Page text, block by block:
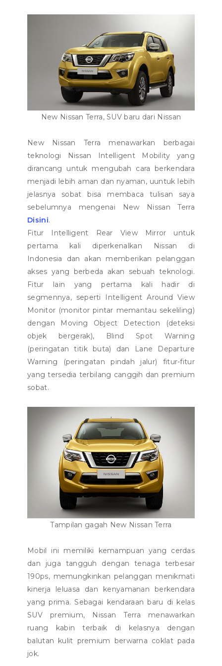
New Nissan Terra, SUV baru dari Nissan
New Nissan Terra menawarkan berbagai
teknologi Nissan Intelligent Mobility yang
dirancang untuk mengubah cara berkendara
menjadi lebih aman dan nyaman, uuntuk lebih
jelasnya sobat bisa membaca tulisan saya
sebelumnya mengenai New Nissan Terra
Disini.
Fitur Intelligent Rear View Mirror untuk
pertama kali diperkenalkan Nissan di
Indonesia dan akan memberikan pelanggan
akses yang berbeda akan sebuah teknologi.
Fitur lain yang pertama kali hadir di
segmennya, seperti Intelligent Around View
Monitor (monitor pintar memantau sekeliling)
dengan Moving Object Detection (deteksi
objek bergerak), Blind Spot Warning
(peringatan titik buta) dan Lane Departure
Warning (peringatan pindah jalur) fitur-fitur
yang tersedia terbilang canggih dan premium
sobat.
Tampilan gagah New Nissan Terra
Mobil ini memiliki kemampuan yang cerdas
dan juga tangguh dengan tenaga terbesar
190ps, memungkinkan pelanggan menikmati
kinerja leluasa dan kenyamanan berkendara
yang prima. Sebagai kendaraan baru di kelas
SUV premium, Nissan Terra menawarkan
ruang kabin terbaik di kelasnya dengan
balutan kulit premium berwarna coklat pada
jok.